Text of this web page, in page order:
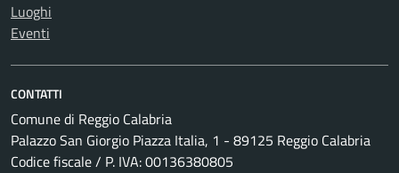
Luoghi
Eventi
CONTATTI
Comune di Reggio Calabria
Palazzo San Giorgio Piazza Italia, 1 - 89125 Reggio Calabria
Codice fiscale / P. IVA: 00136380805